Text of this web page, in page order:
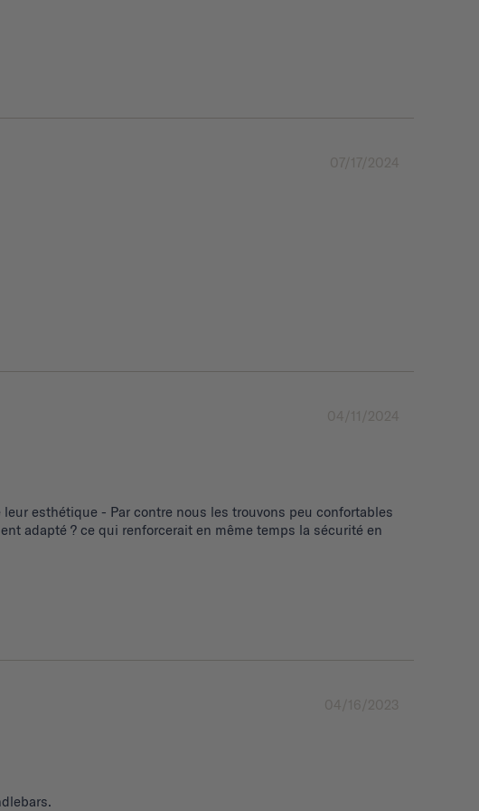
07/17/2024
04/11/2024
esthétique - Par contre nous les trouvons peu confortables
adapté ? ce qui renforcerait en même temps la sécurité en
04/16/2023